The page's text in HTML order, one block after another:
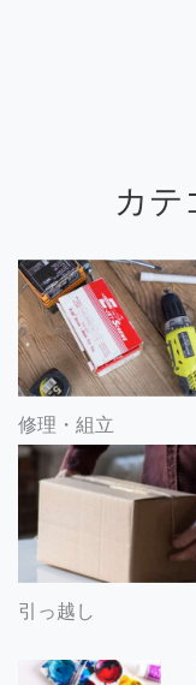
カテ
修理・組立
引っ越し